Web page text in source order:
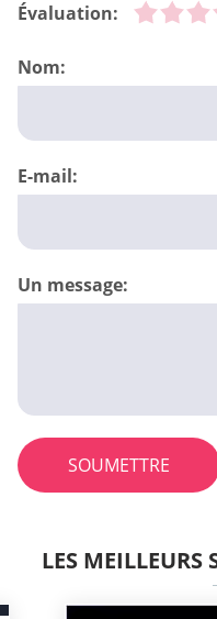
Évaluation:
Nom:
E-mail:
Un message:
SOUMETTRE
LES MEILLEURS